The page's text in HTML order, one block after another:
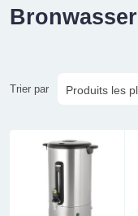
Bronwasser
Trier par